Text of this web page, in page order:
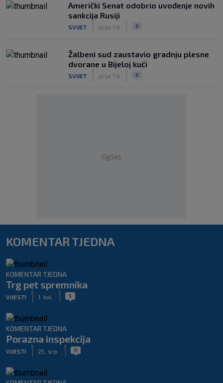
Američki Senat odobrio uvođenje novih
sankcija Rusiji
SVIJET prije 1 h 0
Žalbeni sud zaustavio gradnju plesne
dvorane u Bijeloj kući
SVIJET prije 1 h 0
Oglas
KOMENTAR TJEDNA
KOMENTAR TJEDNA
Trg pet spremnika
VIJESTI 1. kol. 5
KOMENTAR TJEDNA
Porazna inspekcija
VIJESTI 25. srp. 11